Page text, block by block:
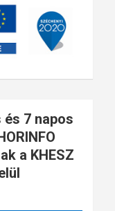
7 napos
a KHESZ